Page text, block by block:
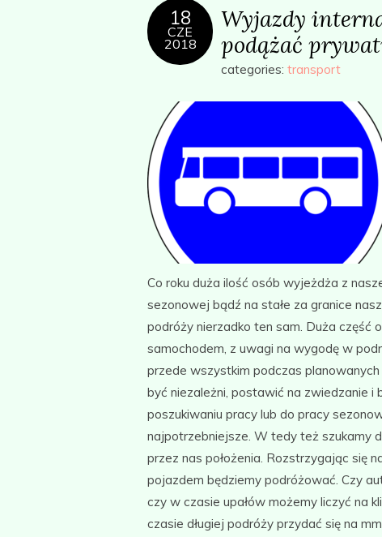
18
CZE
2018
Wyjazdy
podążać
categories: transport
Co roku duża ilość osób wyjeżdża z
sezonowej bądź na stałe za granice
podróży nierzadko ten sam. Duża część
samochodem, z uwagi na wygodę w
przede wszystkim podczas
być niezależni, postawić na zwiedzanie i
poszukiwaniu pracy lub do pracy
najpotrzebniejsze. W tedy też szukamy
przez nas położenia. Rozstrzygając się
pojazdem będziemy podróżować. Czy
czy w czasie upałów możemy liczyć na
czasie długiej podróży przydać się na